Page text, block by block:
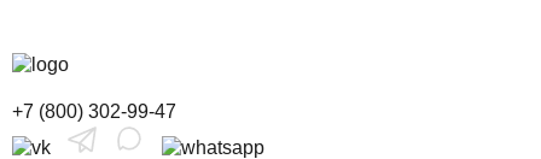
+7 (800) 302-99-47